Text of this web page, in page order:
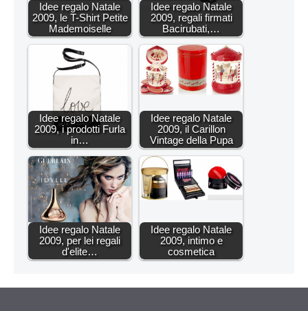
Idee regalo Natale
2009, le T-Shirt Petite
Mademoiselle
Idee regalo Natale
2009, regali firmati
Bacirubati,…
Idee regalo Natale
2009, i prodotti Furla
in…
Idee regalo Natale
2009, il Carillon
Vintage della Pupa
Idee regalo Natale
2009, per lei regali
d'elite…
Idee regalo Natale
2009, intimo e
cosmetica